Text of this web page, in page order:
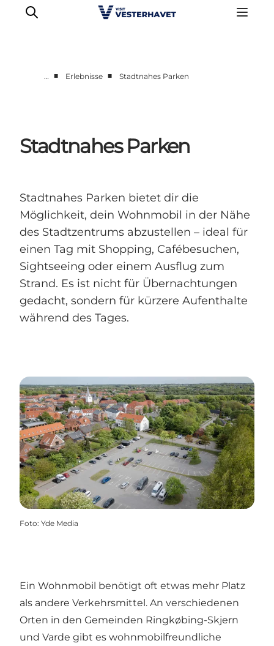
Unsere Städte
Essen & Übernachtung
Plane deine Reise
… ■ Erlebnisse ■ Stadtnahes Parken
Stadtnahes Parken
Stadtnahes Parken bietet dir die
Möglichkeit, dein Wohnmobil in der Nähe
des Stadtzentrums abzustellen – ideal für
einen Tag mit Shopping, Cafébesuchen,
Sightseeing oder einem Ausflug zum
Strand. Es ist nicht für Übernachtungen
gedacht, sondern für kürzere Aufenthalte
während des Tages.
Foto: Yde Media
Ein Wohnmobil benötigt oft etwas mehr Platz
als andere Verkehrsmittel. An verschiedenen
Orten in den Gemeinden Ringkøbing-Skjern
und Varde gibt es wohnmobilfreundliche